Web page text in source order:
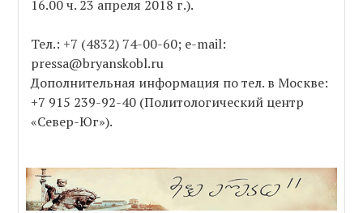
16.00 ч. 23 апреля 2018 г.).
Тел.: +7 (4832) 74-00-60; e-mail:
pressa@bryanskobl.ru
Дополнительная информация по тел. в Москве:
+7 915 239-92-40 (Политологический центр
«Север-Юг»).